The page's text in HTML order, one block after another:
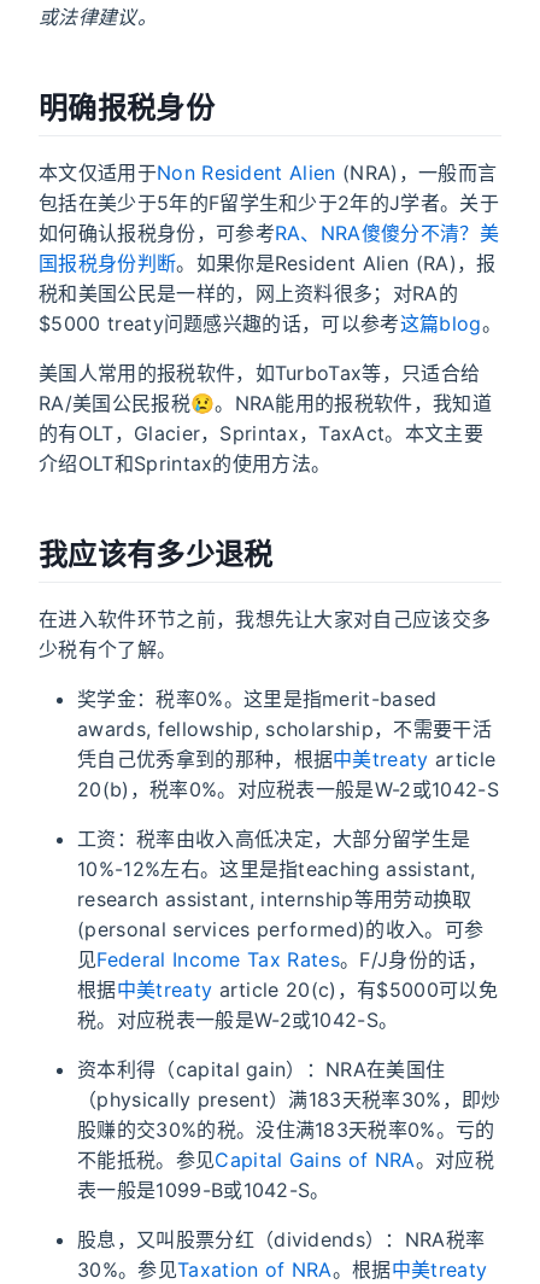
或法律建议。
明确报税身份
本文仅适用于Non Resident Alien (NRA)，一般而言
包括在美少于5年的F留学生和少于2年的J学者。关于
如何确认报税身份，可参考RA、NRA傻傻分不清？美
国报税身份判断。如果你是Resident Alien (RA)，报
税和美国公民是一样的，网上资料很多；对RA的
$5000 treaty问题感兴趣的话，可以参考这篇blog。
美国人常用的报税软件，如TurboTax等，只适合给
RA/美国公民报税😢。NRA能用的报税软件，我知道
的有OLT，Glacier，Sprintax，TaxAct。本文主要
介绍OLT和Sprintax的使用方法。
我应该有多少退税
在进入软件环节之前，我想先让大家对自己应该交多
少税有个了解。
奖学金：税率0%。这里是指merit-based
awards, fellowship, scholarship，不需要干活
凭自己优秀拿到的那种，根据中美treaty article
20(b)，税率0%。对应税表一般是W-2或1042-S
工资：税率由收入高低决定，大部分留学生是
10%-12%左右。这里是指teaching assistant,
research assistant, internship等用劳动换取
(personal services performed)的收入。可参
见Federal Income Tax Rates。F/J身份的话，
根据中美treaty article 20(c)，有$5000可以免
税。对应税表一般是W-2或1042-S。
资本利得（capital gain）：NRA在美国住
（physically present）满183天税率30%，即炒
股赚的交30%的税。没住满183天税率0%。亏的
不能抵税。参见Capital Gains of NRA。对应税
表一般是1099-B或1042-S。
股息，又叫股票分红（dividends）：NRA税率
30%。参见Taxation of NRA。根据中美treaty